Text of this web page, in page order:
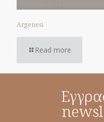
Argenesi
Read more